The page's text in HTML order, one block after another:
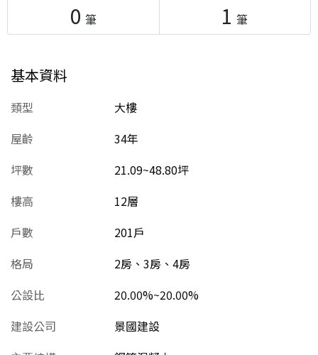
0 筆 1 筆
基本資料
類型
大樓
屋齡
34年
坪數
21.09~48.80坪
樓高
12層
戶數
201戶
格局
2房、3房、4房
公設比
20.00%~20.00%
建設公司
景國建設